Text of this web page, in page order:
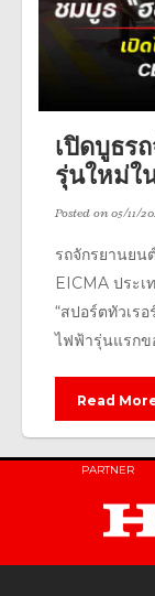
เปิดบูธร
รุ่นใหม่ใ
Posted on05/11/
รถจักรยานยน
EICMA ประ
“สปอร์ตทัวเร
ไฟฟ้ารุ่นแรกข
Read
PARTNER